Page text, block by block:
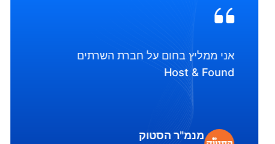
אני ממליץ בחום על חברת השרתים
Host & Found
מנמ"ר הסטוק